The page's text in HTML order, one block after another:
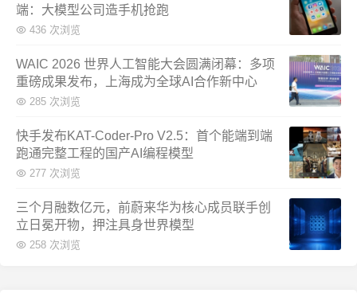
端：大模型公司造手机抢跑
436 次浏览
WAIC 2026 世界人工智能大会圆满闭幕：多项
重磅成果发布，上海成为全球AI合作新中心
285 次浏览
快手发布KAT-Coder-Pro V2.5：首个能端到端
跑通完整工程的国产AI编程模型
277 次浏览
三个月融数亿元，前蔚来华为核心成员联手创
立日冕开物，押注具身世界模型
258 次浏览